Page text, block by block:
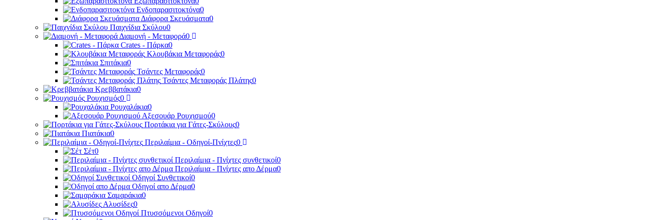
Ενδοπαρασιτοκτόνα0
Διάφορα Σκευάσματα0
Παιχνίδια Σκύλου0
Διαμονή - Μεταφορά0
Crates - Πάρκα0
Κλουβάκια Μεταφοράς0
Σπιτάκια0
Τσάντες Μεταφοράς0
Τσάντες Μεταφοράς Πλάτης0
Κρεββατάκια0
Ρουχισμός0
Ρουχαλάκια0
Αξεσουάρ Ρουχισμού0
Πορτάκια για Γάτες-Σκύλους0
Πιατάκια0
Περιλαίμια - Οδηγοί-Πνίχτες0
Σέτ0
Περιλαίμια - Πνίχτες συνθετικοί0
Περιλαίμια - Πνίχτες απο Δέρμα0
Οδηγοί Συνθετικοί0
Οδηγοί απο Δέρμα0
Σαμαράκια0
Αλυσίδες0
Πτυσσόμενοι Οδηγοί0